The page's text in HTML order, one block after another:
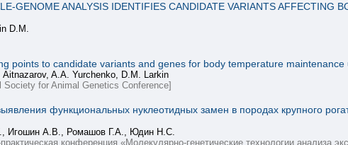
GENOME ANALYSIS IDENTIFIES CANDIDATE VARIANTS AFFECTING
D.M.
points to candidate variants and genes for body temperature
A.A. Yurchenko, D.M. Larkin
Society for Animal Genetics Conference]
функциональных нуклеотидных замен в породах крупного
Игошин А.В., Ромашов Г.А., Юдин Н.С.
конференция «Молекулярно-генетические технологии анализа